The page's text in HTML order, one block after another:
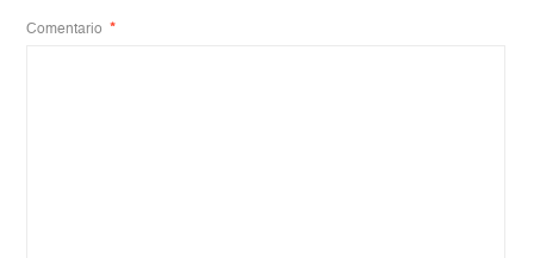
Comentario *